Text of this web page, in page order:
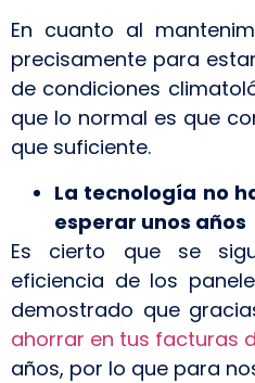
En cuanto al
precisamente para
de condiciones
que lo normal es que
que suficiente.
La tecnología no
esperar unos años
Es cierto que se
eficiencia de los
demostrado que
ahorrar en tus facturas
años, por lo que para